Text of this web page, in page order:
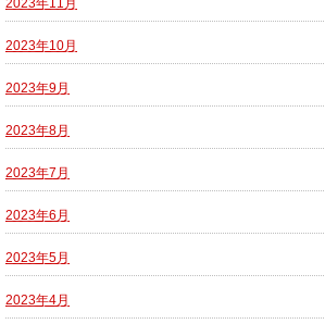
2023年11月
2023年10月
2023年9月
2023年8月
2023年7月
2023年6月
2023年5月
2023年4月